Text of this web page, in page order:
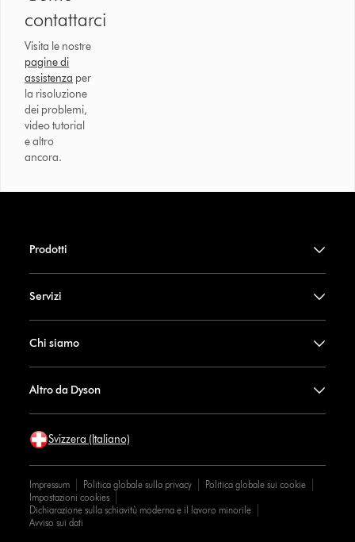
contattarci
Visita le nostre
pagine di
assistenza per
la risoluzione
dei problemi,
video tutorial
e altro
ancora.
Prodotti
Servizi
Chi siamo
Altro da Dyson
Svizzera (Italiano)
Impressum Politica globale sulla privacy
Politica globale sui cookie
Impostazioni cookies
Dichiarazione sulla schiavitù moderna e il lavoro minorile
Avviso sui dati